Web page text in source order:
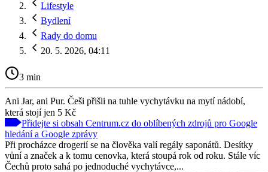
Lifestyle
Bydlení
Rady do domu
20. 5. 2026, 04:11
3 min
Ani Jar, ani Pur. Češi přišli na tuhle vychytávku na mytí nádobí,
která stojí jen 5 Kč
Přidejte si obsah Centrum.cz do oblíbených zdrojů pro Google
hledání a Google zprávy
Při procházce drogerií se na člověka valí regály saponátů. Desítky
vůní a značek a k tomu cenovka, která stoupá rok od roku. Stále víc
Čechů proto sahá po jednoduché vychytávce,...